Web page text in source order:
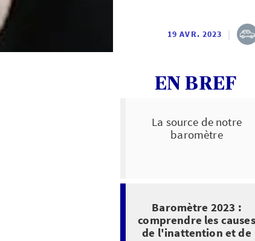
19 AVR. 2023 |
EN BREF
La source de notre
baromètre
Baromètre 2023 :
comprendre les causes
de l'inattention et de